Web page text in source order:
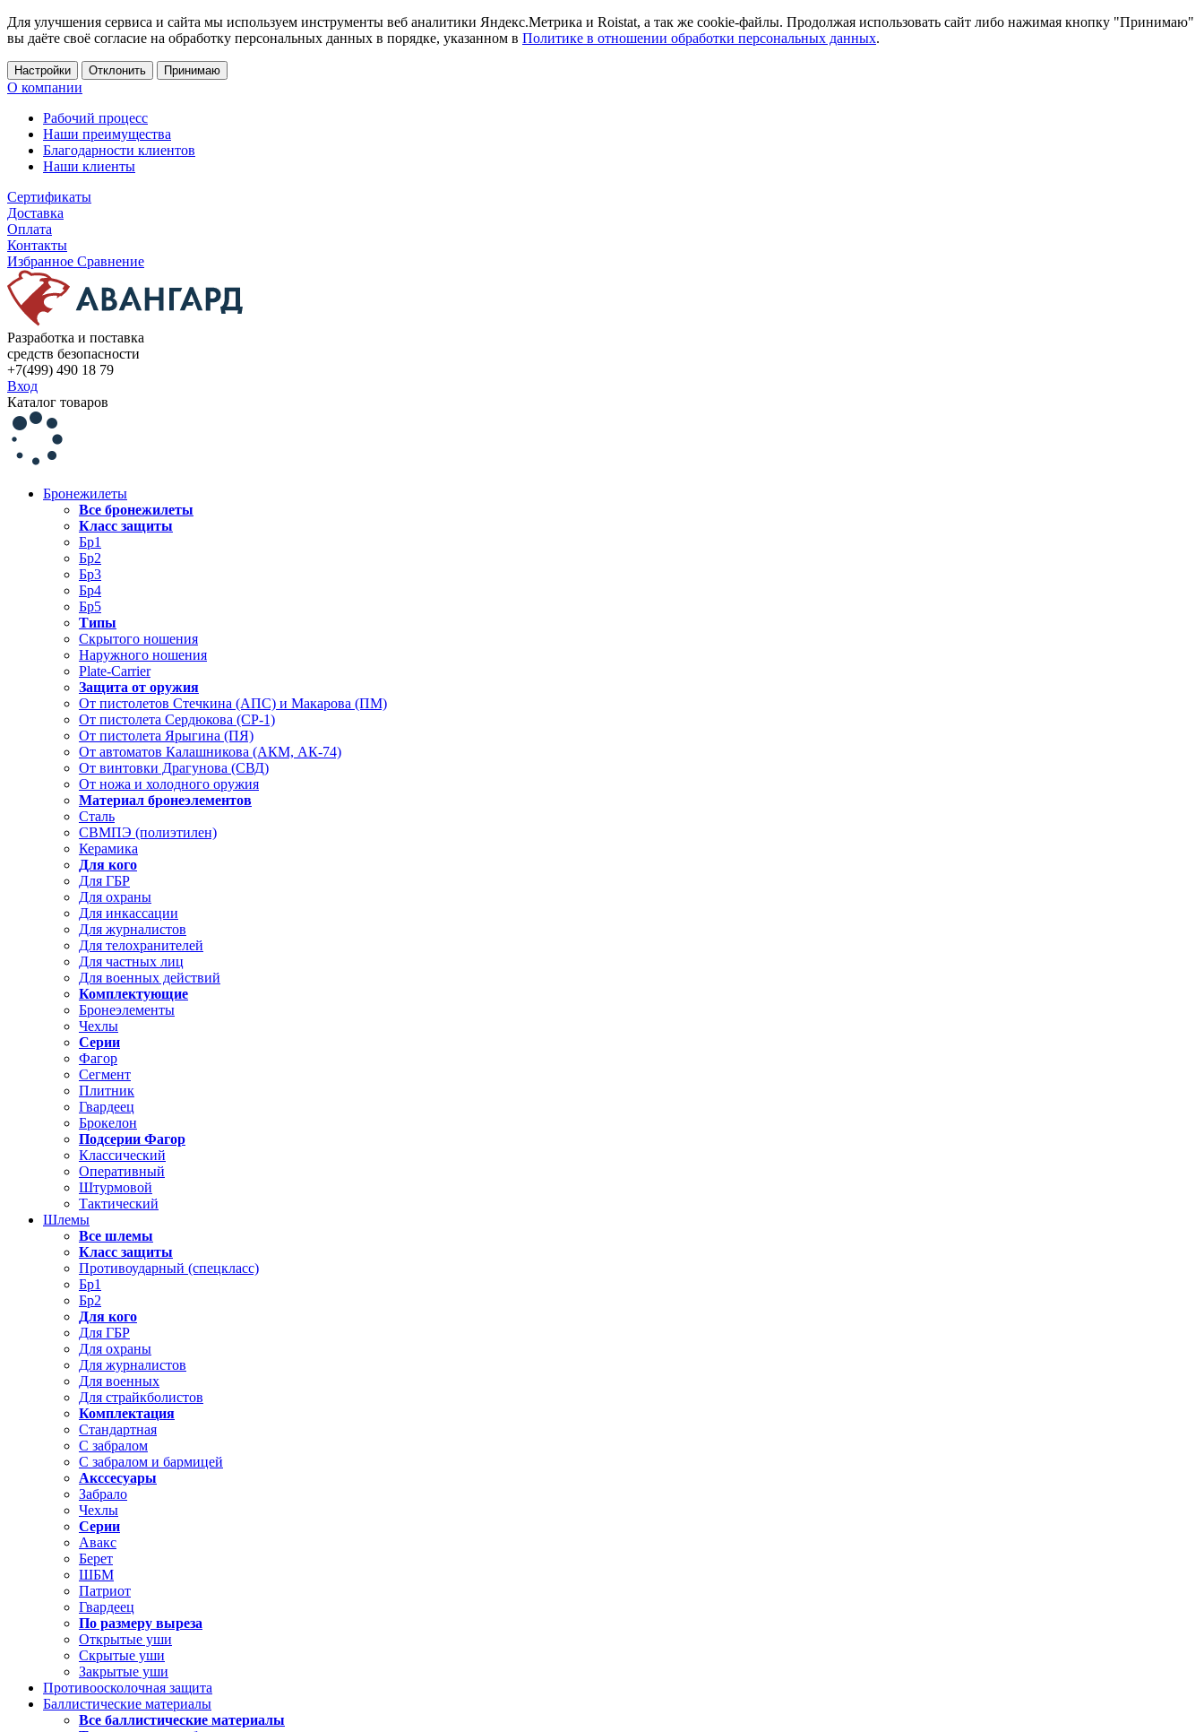
Для улучшения сервиса и сайта мы используем инструменты веб аналитики Яндекс.Метрика и Roistat, а так же cookie-файлы. Продолжая использовать сайт либо нажимая кнопку "Принимаю"
вы даёте своё согласие на обработку персональных данных в порядке, указанном в Политике в отношении обработки персональных данных.
Настройки Отклонить Принимаю
О компании
Рабочий процесс
Наши преимущества
Благодарности клиентов
Наши клиенты
Сертификаты
Доставка
Оплата
Контакты
Избранное Сравнение
Разработка и поставка
средств безопасности
+7(499) 490 18 79
Вход
Каталог товаров
Бронежилеты
Все бронежилеты
Класс защиты
Бр1
Бр2
Бр3
Бр4
Бр5
Типы
Скрытого ношения
Наружного ношения
Plate-Carrier
Защита от оружия
От пистолетов Стечкина (АПС) и Макарова (ПМ)
От пистолета Сердюкова (СР-1)
От пистолета Ярыгина (ПЯ)
От автоматов Калашникова (АКМ, АК-74)
От винтовки Драгунова (СВД)
От ножа и холодного оружия
Материал бронеэлементов
Сталь
СВМПЭ (полиэтилен)
Керамика
Для кого
Для ГБР
Для охраны
Для инкассации
Для журналистов
Для телохранителей
Для частных лиц
Для военных действий
Комплектующие
Бронеэлементы
Чехлы
Серии
Фагор
Сегмент
Плитник
Гвардеец
Брокелон
Подсерии Фагор
Классический
Оперативный
Штурмовой
Тактический
Шлемы
Все шлемы
Класс защиты
Противоударный (спецкласс)
Бр1
Бр2
Для кого
Для ГБР
Для охраны
Для журналистов
Для военных
Для страйкболистов
Комплектация
Стандартная
С забралом
С забралом и бармицей
Акссесуары
Забрало
Чехлы
Серии
Авакс
Берет
ШБМ
Патриот
Гвардеец
По размеру выреза
Открытые уши
Скрытые уши
Закрытые уши
Противоосколочная защита
Баллистические материалы
Все баллистические материалы